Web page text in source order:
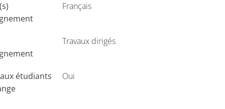
Français
Travaux dirigés
étudiants
Oui